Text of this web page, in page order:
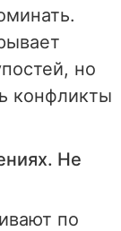
но
конфликты
Не
по